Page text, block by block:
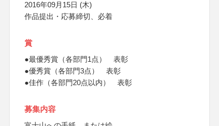
2016年09月15日 (木)
作品提出・応募締切、必着
賞
●最優秀賞（各部門1点） 表彰
●優秀賞（各部門3点） 表彰
●佳作（各部門20点以内） 表彰
募集内容